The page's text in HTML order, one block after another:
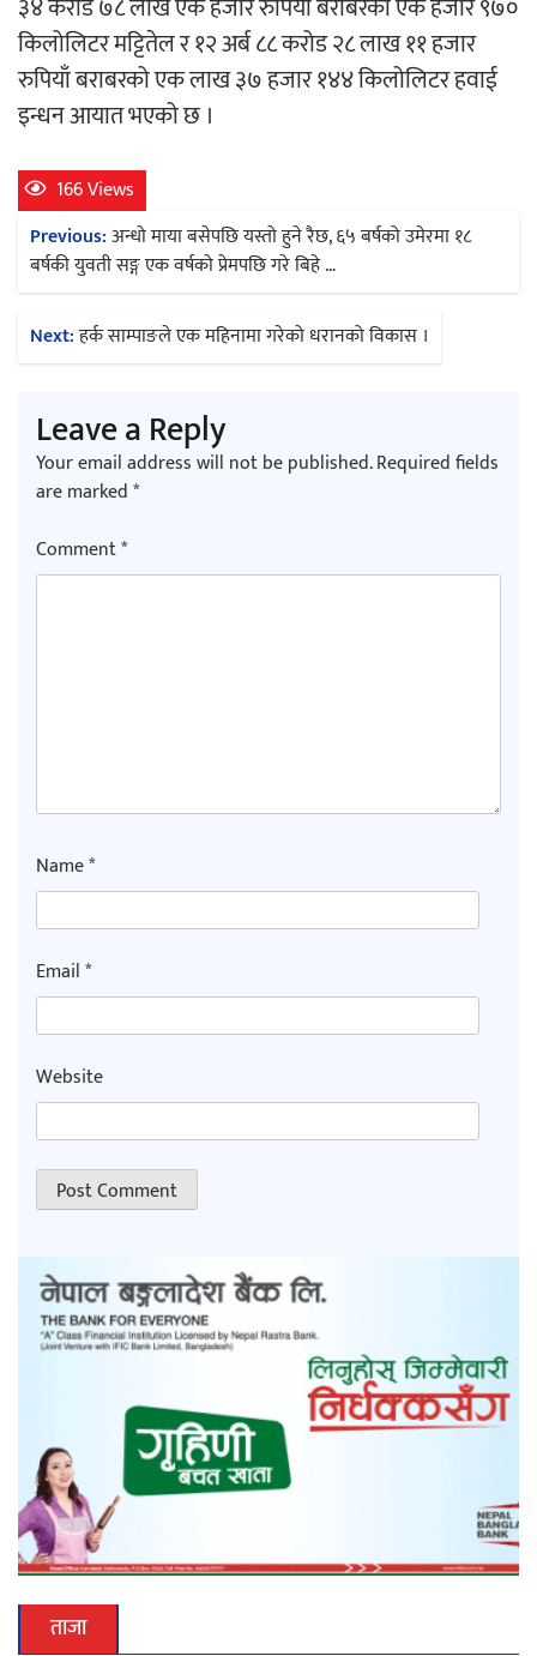
३४ करोड ७८ लाख एक हजार रुपियाँ बराबरका एक हजार ९७०
किलोलिटर मट्टितेल र १२ अर्ब ८८ करोड २८ लाख ११ हजार
रुपियाँ बराबरको एक लाख ३७ हजार १४४ किलोलिटर हवाई
इन्धन आयात भएको छ ।
166 Views
Post
navigation
Previous:अन्धो माया बसेपछि यस्तो हुने रैछ, ६५ बर्षको उमेरमा १८
बर्षकी युवती सङ्ग एक वर्षको प्रेमपछि गरे बिहे …
Next:हर्क साम्पाङले एक महिनामा गरेको धरानको विकास ।
Leave a Reply
Your email address will not be published.Required fields
are marked*
Comment*
Name*
Email*
Website
ताजा